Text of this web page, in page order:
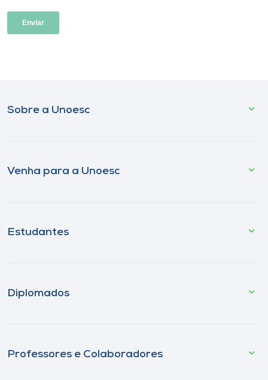
Sobre a Unoesc
Venha para a Unoesc
Estudantes
Diplomados
Professores e Colaboradores